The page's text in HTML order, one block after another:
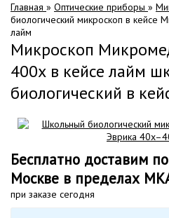
Главная » Оптические приборы »
биологический микроскоп в
лайм
Микроскоп
400х в кейсе лайм
биологический в
Бесплатно доставим по
Москве в пределах
при заказе сегодня